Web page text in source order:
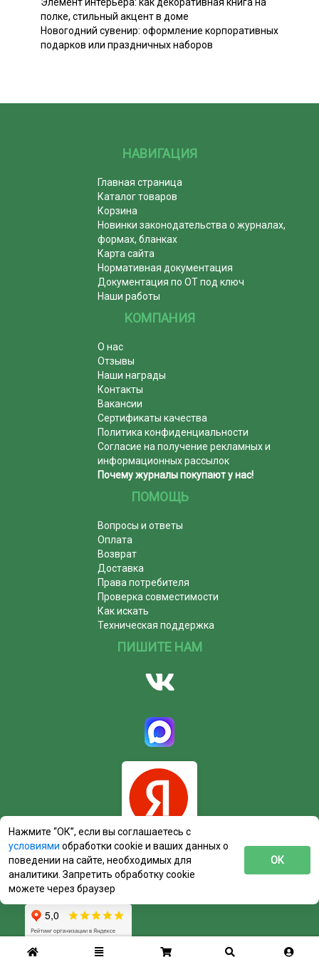
полке, стильный акцент в доме
Новогодний сувенир: оформление корпоративных
подарков или праздничных наборов
НАВИГАЦИЯ
Главная страница
Каталог товаров
Корзина
Новинки законодательства о журналах,
формах, бланках
Карта сайта
Нормативная документация
Документация по ОТ под ключ
Наши работы
КОМПАНИЯ
О нас
Отзывы
Наши награды
Контакты
Вакансии
Сертификаты качества
Политика конфиденциальности
Согласие на получение рекламных и
информационных рассылок
Почему журналы покупают у нас!
ПОМОЩЬ
Вопросы и ответы
Оплата
Возврат
Доставка
Права потребителя
Проверка совместимости
Как искать
Техническая поддержка
ПИШИТЕ НАМ
Нажмите “ОК”, если вы соглашаетесь с
условиями обработки cookie и ваших данных о
поведении на сайте, необходимых для
аналитики. Запретить обработку cookie
можете через браузер
ОК